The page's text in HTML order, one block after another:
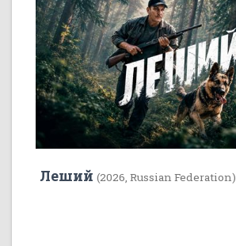
Леший (2026, Russian Federation)